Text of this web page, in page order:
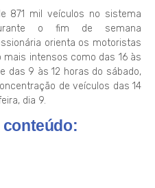
871 mil veículos no sistema
durante o fim de semana
orienta os motoristas
intensos como das 16 às
das 9 às 12 horas do sábado,
de veículos das 14
dia 9.